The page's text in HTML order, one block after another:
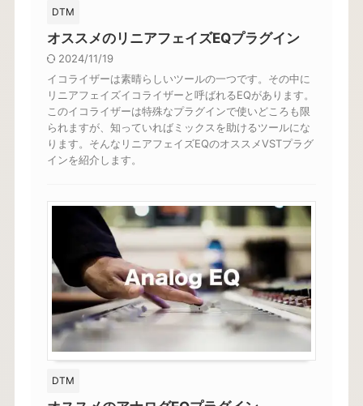
DTM
オススメのリニアフェイズEQプラグイン
2024/11/19
イコライザーは素晴らしいツールの一つです。その中に
リニアフェイズイコライザーと呼ばれるEQがあります。
このイコライザーは特殊なプラグインで使いどころも限
られますが、知っていればミックスを助けるツールにな
ります。そんなリニアフェイズEQのオススメVSTプラグ
インを紹介します。
DTM